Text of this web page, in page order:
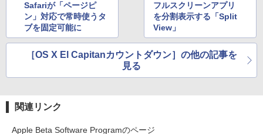
￥1,625
コカ・コーラ やかんの麦茶 from 爽健美茶 ラ
ベルレス 650mlPET×24本
￥2,009
スーパーの裏でヤニ吸うふたり 9巻 (デジタル
Safariが「ページピ
ン」対応で常時使うタ
ブを固定可能に
フルスクリーンアプリ
を分割表示する「Split
View」
［OS X El Capitanカウントダウン］の他の記事を
見る
関連リンク
Apple Beta Software Programのページ